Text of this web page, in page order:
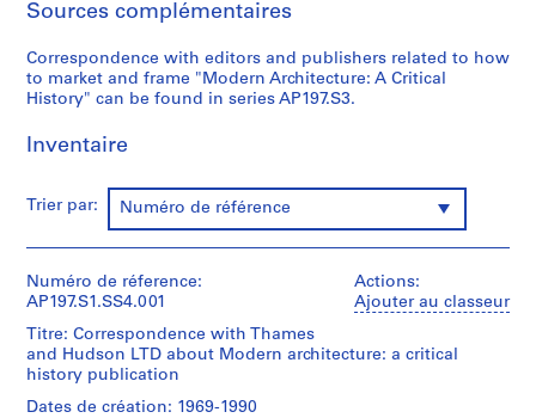
o
s
-
é
:
M
a
s
o
n
Sources complémentaires
Correspondence with editors and publishers related to how
to market and frame "Modern Architecture: A Critical
History" can be found in series AP197.S3.
Inventaire
Trier par: Numéro de référence
Actions:
Ajouter au classeur
Numéro de réference:
AP197.S1.SS4.001
Titre: Correspondence with Thames
and Hudson LTD about Modern architecture: a critical
history publication
Dates de création: 1969-1990